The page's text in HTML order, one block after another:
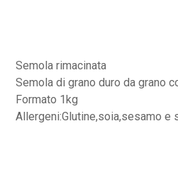
Semola rimacinata
Semola di grano duro da grano
Formato 1kg
Allergeni:Glutine,soia,sesamo e